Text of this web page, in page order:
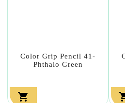
Color Grip Pencil 41-
Phthalo Green
